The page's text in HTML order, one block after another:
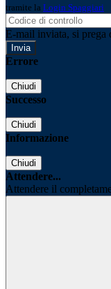
tramite la Login Spaggiari
E-mail inviata, si prega
Errore
Chiudi
Successo
Chiudi
Informazione
Chiudi
Attendere...
Attendere il